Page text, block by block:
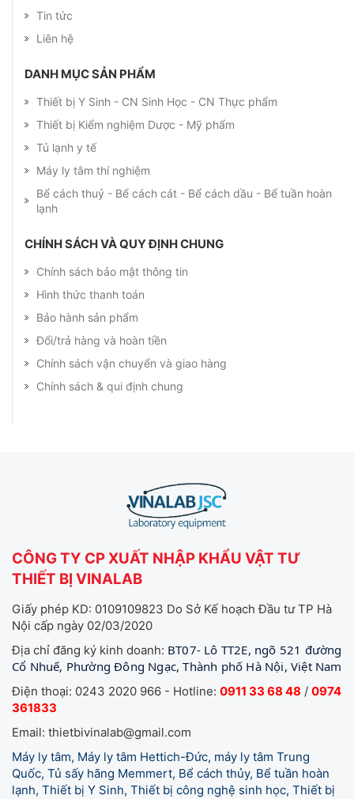
Tin tức
Liên hệ
DANH MỤC SẢN PHẨM
Thiết bị Y Sinh - CN Sinh Học - CN Thực phẩm
Thiết bị Kiểm nghiệm Dược - Mỹ phẩm
Tủ lạnh y tế
Máy ly tâm thí nghiệm
Bể cách thuỷ - Bể cách cát - Bể cách dầu - Bể tuần hoàn
lạnh
CHÍNH SÁCH VÀ QUY ĐỊNH CHUNG
Chính sách bảo mật thông tin
Hình thức thanh toán
Bảo hành sản phẩm
Đổi/trả hàng và hoàn tiền
Chính sách vận chuyển và giao hàng
Chính sách & qui định chung
CÔNG TY CP XUẤT NHẬP KHẨU VẬT TƯ
THIẾT BỊ VINALAB
Giấy phép KD: 0109109823 Do Sở Kế hoạch Đầu tư TP Hà
Nội cấp ngày 02/03/2020
Địa chỉ đăng ký kinh doanh: BT07- Lô TT2E, ngõ 521 đường
Cổ Nhuế, Phường Đông Ngạc, Thành phố Hà Nội, Việt Nam
Điện thoại: 0243 2020 966 - Hotline: 0911 33 68 48 / 0974
361833
Email: thietbivinalab@gmail.com
Máy ly tâm, Máy ly tâm Hettich-Đức, máy ly tâm Trung
Quốc, Tủ sấy hãng Memmert, Bể cách thủy, Bể tuần hoàn
lạnh, Thiết bị Y Sinh, Thiết bị công nghệ sinh học, Thiết bị